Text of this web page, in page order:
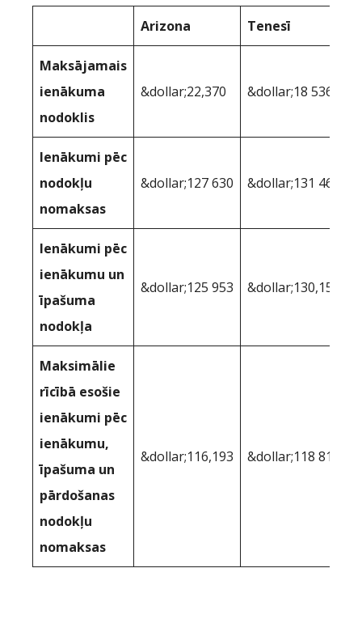
Arizona Tenesī
Maksājamais
ienākuma
nodoklis
&dollar;22,370 &dollar;18 536
Ienākumi pēc
nodokļu
nomaksas
&dollar;127 630 &dollar;131 464
Ienākumi pēc
ienākumu un
īpašuma
nodokļa
&dollar;125 953 &dollar;130,159
Maksimālie
rīcībā esošie
ienākumi pēc
ienākumu,
īpašuma un
pārdošanas
nodokļu
nomaksas
&dollar;116,193 &dollar;118 812